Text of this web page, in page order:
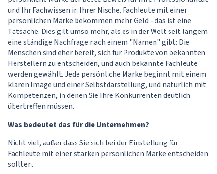
und Ihr Fachwissen in Ihrer Nische. Fachleute mit einer
persönlichen Marke bekommen mehr Geld - das ist eine
Tatsache. Dies gilt umso mehr, als es in der Welt seit langem
eine ständige Nachfrage nach einem "Namen" gibt: Die
Menschen sind eher bereit, sich für Produkte von bekannten
Herstellern zu entscheiden, und auch bekannte Fachleute
werden gewählt. Jede persönliche Marke beginnt mit einem
klaren Image und einer Selbstdarstellung, und natürlich mit
Kompetenzen, in denen Sie Ihre Konkurrenten deutlich
übertreffen müssen.
Was bedeutet das für die Unternehmen?
Nicht viel, außer dass Sie sich bei der Einstellung für
Fachleute mit einer starken persönlichen Marke entscheiden
sollten.